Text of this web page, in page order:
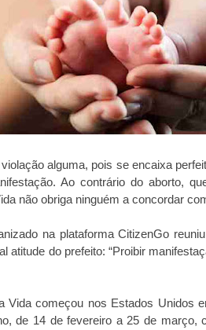
alguma, pois se encaixa
Ao contrário do aborto,
não obriga ninguém a concordar
na plataforma CitizenGo
atitude do prefeito: “Proibir
Vida começou nos Estados Unidos
de 14 de fevereiro a 25 de março,